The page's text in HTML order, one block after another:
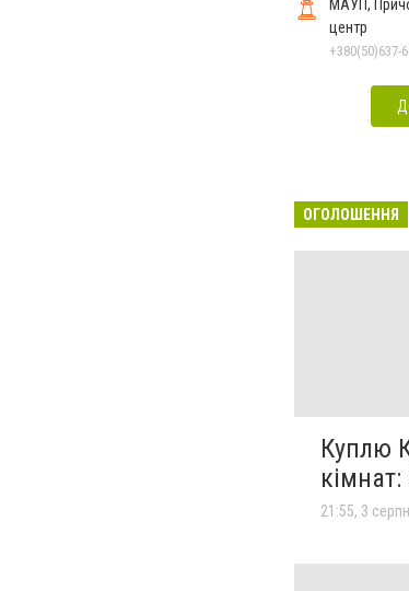
МАУП,
центр
+380(50)637-
ОГОЛОШЕННЯ
Куплю
кімнат:
21:55, 3